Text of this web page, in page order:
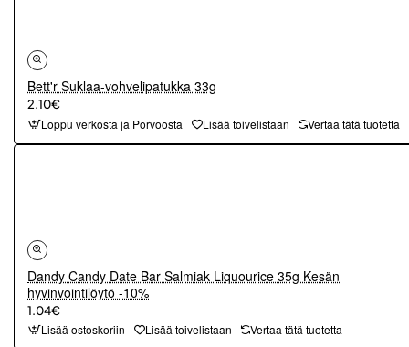
Bett'r Suklaa-vohvelipatukka 33g
2.10€
Loppu verkosta ja Porvoosta Lisää toivelistaan Vertaa tätä tuotetta
Dandy Candy Date Bar Salmiak Liquourice 35g Kesän
hyvinvointilöytö -10%
1.04€
Lisää ostoskoriin Lisää toivelistaan Vertaa tätä tuotetta